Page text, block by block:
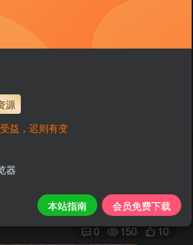
夹AddonPackages即可，更多请看本站教程
关注 私信
0 150 10
源
益，迟则有变
器
本站指南 会员免费下载